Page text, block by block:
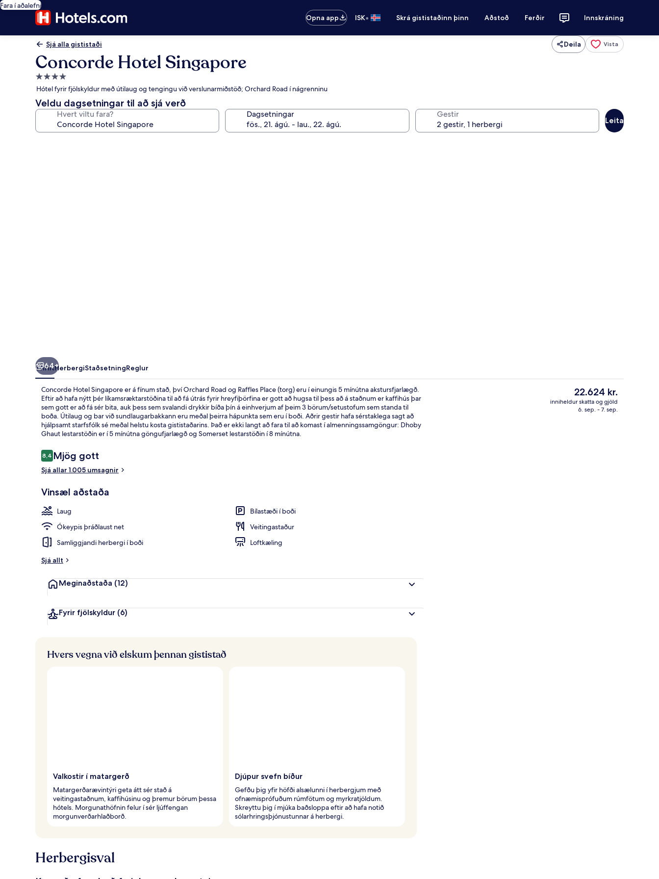
Fara í aðalefni
Opna app
ISK• Skrá gististaðinn þinn Aðstoð Ferðir Innskráning
Sjá alla gististaði Deila Vista
Concorde Hotel Singapore
4.0
stjörnu
gististaður
Hótel fyrir fjölskyldur með útilaug og tengingu við verslunarmiðstöð; Orchard Road í nágrenninu
Veldu dagsetningar til að sjá verð
Hvert viltu fara? Dagsetningar Gestir
Leita
Útilaug, sólhlífar, sólstólar Morgunverðarhlaðborð daglega
64+
YfirlitHerbergiStaðsetningReglur
Concorde Hotel Singapore er á fínum stað, því Orchard Road og Raffles Place (torg) eru í einungis 5 mínútna akstursfjarlægð.
Eftir að hafa nýtt þér líkamsræktarstöðina til að fá útrás fyrir hreyfiþörfina er gott að hugsa til þess að á staðnum er kaffihús þar
sem gott er að fá sér bita, auk þess sem svalandi drykkir bíða þín á einhverjum af þeim 3 börum/setustofum sem standa til
boða. Útilaug og bar við sundlaugarbakkann eru meðal þeirra hápunkta sem eru í boði. Aðrir gestir hafa sérstaklega sagt að
hjálpsamt starfsfólk sé meðal helstu kosta gististaðarins. Það er ekki langt að fara til að komast í almenningssamgöngur: Dhoby
Ghaut lestarstöðin er í 5 mínútna göngufjarlægð og Somerset lestarstöðin í 8 mínútna.
Umsagnir
8,48,4 af 10
Mjög gott
Sjá allar 1.005 umsagnir
Vinsæl aðstaða
Laug
Bílastæði í boði
Ókeypis þráðlaust net
Veitingastaður
Samliggjandi herbergi í boði
Loftkæling
Sjá allt
Meginaðstaða (12)
Fyrir fjölskyldur (6)
Núverandi
verð
er
22.624 kr.
inniheldur skatta og gjöld
6. sep. - 7. sep.
Hvers vegna við elskum þennan gististað
Valkostir í matargerð
Matargerðarævintýri geta átt sér stað á
veitingastaðnum, kaffihúsinu og þremur börum þessa
hótels. Morgunathöfnin felur í sér ljúffengan
morgunverðarhlaðborð.
Djúpur svefn bíður
Gefðu þig yfir höfði alsælunni í herbergjum með
ofnæmisprófuðum rúmfötum og myrkratjöldum.
Skreyttu þig í mjúka baðsloppa eftir að hafa notið
sólarhringsþjónustunnar á herbergi.
Herbergisval